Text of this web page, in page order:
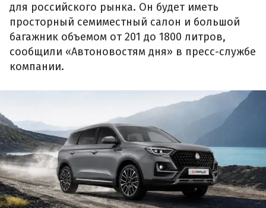
для российского рынка. Он будет иметь
просторный семиместный салон и большой
багажник объемом от 201 до 1800 литров,
сообщили «Автоновостям дня» в пресс-службе
компании.